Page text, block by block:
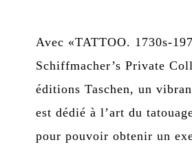
Avec «TATTOO. 1730s-
Schiffmacher’s Private
éditions Taschen, un
est dédié à l’art du
pour pouvoir obtenir un